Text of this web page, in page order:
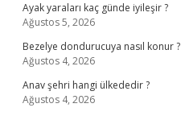
Ayak yaraları kaç günde iyileşir ?
Ağustos 5, 2026
Bezelye dondurucuya nasıl konur ?
Ağustos 4, 2026
Anav şehri hangi ülkededir ?
Ağustos 4, 2026